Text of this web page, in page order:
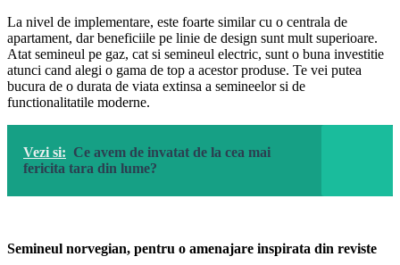
La nivel de implementare, este foarte similar cu o centrala de
apartament, dar beneficiile pe linie de design sunt mult superioare.
Atat semineul pe gaz, cat si semineul electric, sunt o buna investitie
atunci cand alegi o gama de top a acestor produse. Te vei putea
bucura de o durata de viata extinsa a semineelor si de
functionalitatile moderne.
Vezi si: Ce avem de invatat de la cea mai
fericita tara din lume?
Semineul norvegian, pentru o amenajare inspirata din reviste